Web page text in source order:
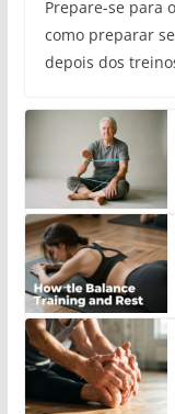
Prepare-se para
como preparar
depois dos